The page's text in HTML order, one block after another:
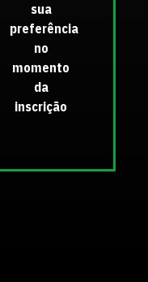
sua
preferência
no
momento
da
inscrição